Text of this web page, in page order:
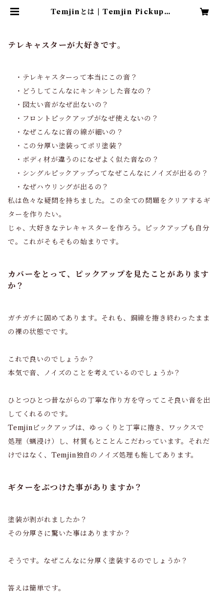
Temjinとは | Temjin Pickups
テレキャスターが大好きです。
・テレキャスターって本当にこの音？
・どうしてこんなにキンキンした音なの？
・図太い音がなぜ出ないの？
・フロントピックアップがなぜ使えないの？
・なぜこんなに音の線が細いの？
・この分厚い塗装ってポリ塗装？
・ボディ材が違うのになぜよく似た音なの？
・シングルピックアップってなぜこんなにノイズが出るの？
・なぜハウリングが出るの？
私は色々な疑問を持ちました。この全ての問題をクリアするギ
ターを作りたい。
じゃ、大好きなテレキャスターを作ろう。ピックアップも自分
で。これがそもそもの始まりです。
カバーをとって、ピックアップを見たことがあります
か？
ガチガチに固めてあります。それも、銅線を捲き終わったまま
の裸の状態でです。
これで良いのでしょうか？
本気で音、ノイズのことを考えているのでしょうか？
ひとつひとつ昔ながらの丁寧な作り方を守ってこそ良い音を出
してくれるのです。
Temjinピックアップは、ゆっくりと丁寧に捲き、ワックスで
処理（蝋浸け）し、材質もとことんこだわっています。それだ
けではなく、Temjin独自のノイズ処理も施してあります。
ギターをぶつけた事がありますか？
塗装が剥がれましたか？
その分厚さに驚いた事はありますか？
そうです。なぜこんなに分厚く塗装するのでしょうか？
答えは簡単です。